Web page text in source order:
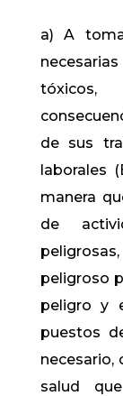
a) A
de sus
laborales
manera
de
peligroso
peligro y
puestos
necesario,
salud